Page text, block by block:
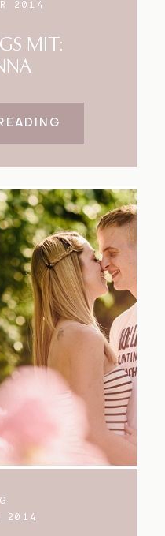
2014
MIT: